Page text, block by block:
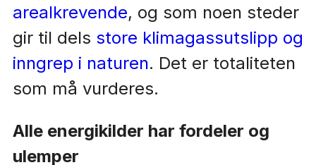
arealkrevende, og som noen steder
gir til dels store klimagassutslipp og
inngrep i naturen. Det er totaliteten
som må vurderes.
Alle energikilder har fordeler og
ulemper